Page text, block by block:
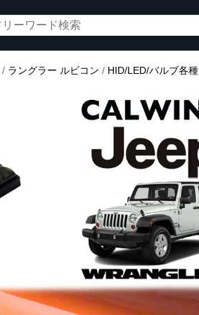
/ ラングラー ルビコン / HID/LED/バルブ各種